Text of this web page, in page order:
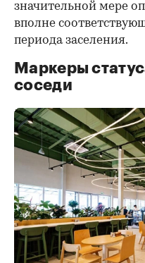
значительной мере
вполне
периода заселения.
Маркеры
соседи